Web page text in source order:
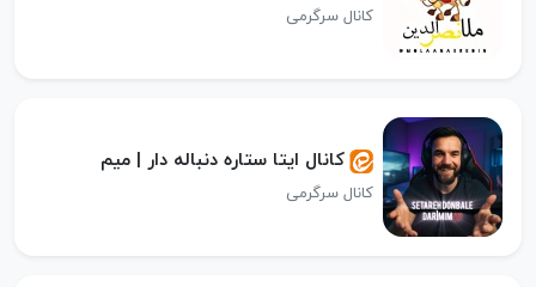
کانال سرگرمی
کانال ایتا ستاره دنباله دار | میم
کانال سرگرمی